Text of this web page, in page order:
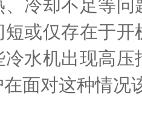
冷却不足等
短或仅存在于
冷水机出现高
面对这种情况